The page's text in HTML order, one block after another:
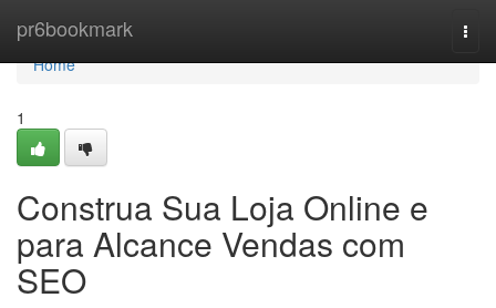
pr6bookmark
Home
Home
1
Construa Sua Loja Online e
para Alcance Vendas com
SEO